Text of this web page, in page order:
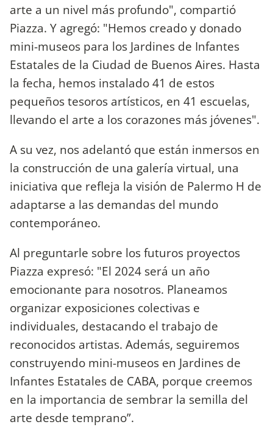
arte a un nivel más profundo", compartió
Piazza. Y agregó: "Hemos creado y donado
mini-museos para los Jardines de Infantes
Estatales de la Ciudad de Buenos Aires. Hasta
la fecha, hemos instalado 41 de estos
pequeños tesoros artísticos, en 41 escuelas,
llevando el arte a los corazones más jóvenes".
A su vez, nos adelantó que están inmersos en
la construcción de una galería virtual, una
iniciativa que refleja la visión de Palermo H de
adaptarse a las demandas del mundo
contemporáneo.
Al preguntarle sobre los futuros proyectos
Piazza expresó: "El 2024 será un año
emocionante para nosotros. Planeamos
organizar exposiciones colectivas e
individuales, destacando el trabajo de
reconocidos artistas. Además, seguiremos
construyendo mini-museos en Jardines de
Infantes Estatales de CABA, porque creemos
en la importancia de sembrar la semilla del
arte desde temprano”.